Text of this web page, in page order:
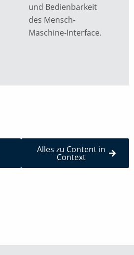
und Bedienbarkeit
des Mensch-
Maschine-Interface.
Alles zu Content in
Context